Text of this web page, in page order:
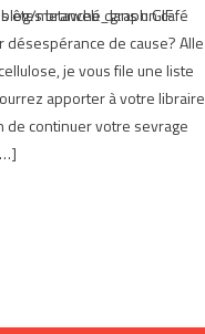
metaweb_graph.GIF
êtes branché dans un café
désespérance de cause?
je vous file une liste
apporter à votre libraire
de continuer votre sevrage